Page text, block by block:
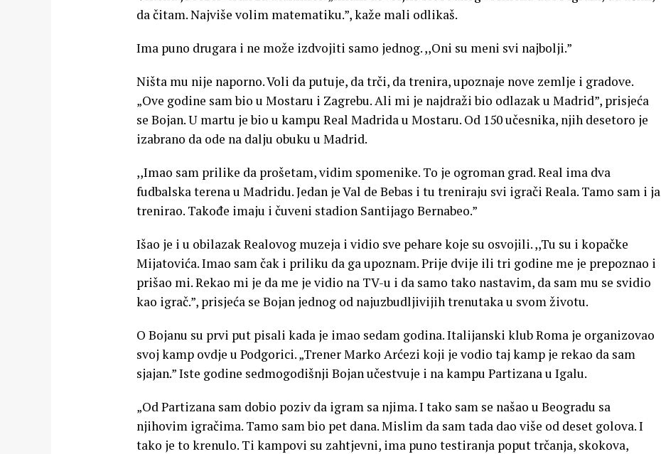
da čitam. Najviše volim matematiku.”, kaže mali odlikaš.
Ima puno drugara i ne može izdvojiti samo jednog. ,,Oni su meni svi najbolji.”
Ništa mu nije naporno. Voli da putuje, da trči, da trenira, upoznaje nove zemlje i gradove.
„Ove godine sam bio u Mostaru i Zagrebu. Ali mi je najdraži bio odlazak u Madrid”, prisjeća
se Bojan. U martu je bio u kampu Real Madrida u Mostaru. Od 150 učesnika, njih desetoro je
izabrano da ode na dalju obuku u Madrid.
,,Imao sam prilike da prošetam, vidim spomenike. To je ogroman grad. Real ima dva
fudbalska terena u Madridu. Jedan je Val de Bebas i tu treniraju svi igrači Reala. Tamo sam i ja
trenirao. Takođe imaju i čuveni stadion Santijago Bernabeo.”
Išao je i u obilazak Realovog muzeja i vidio sve pehare koje su osvojili. ,,Tu su i kopačke
Mijatovića. Imao sam čak i priliku da ga upoznam. Prije dvije ili tri godine me je prepoznao i
prišao mi. Rekao mi je da me je vidio na TV-u i da samo tako nastavim, da sam mu se svidio
kao igrač.”, prisjeća se Bojan jednog od najuzbudljivijih trenutaka u svom životu.
O Bojanu su prvi put pisali kada je imao sedam godina. Italijanski klub Roma je organizovao
svoj kamp ovdje u Podgorici. „Trener Marko Arćezi koji je vodio taj kamp je rekao da sam
sjajan.” Iste godine sedmogodišnji Bojan učestvuje i na kampu Partizana u Igalu.
„Od Partizana sam dobio poziv da igram sa njima. I tako sam se našao u Beogradu sa
njihovim igračima. Tamo sam bio pet dana. Mislim da sam tada dao više od deset golova. I
tako je to krenulo. Ti kampovi su zahtjevni, ima puno testiranja poput trčanja, skokova,